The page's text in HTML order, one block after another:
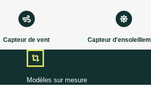
Capteur de vent Capteur
Modèles sur mesure